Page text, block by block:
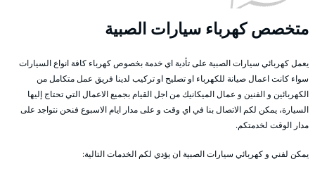
متخصص كهرباء سيارات الصبية
يعمل كهربائي سيارات الصبية على تأدية اي خدمة بخصوص كهرباء كافة انواع السيارات
سواء كانت اعمال صيانة للكهرباء او تصليح او تركيب لدينا فريق عمل متكامل من
الكهربائين و الفنين و عمال الميكانيك من اجل القيام بجميع الاعمال التي تحتاج إليها
السيارة، يمكن لكم الاتصال بنا في اي وقت و على مدار ايام الاسبوع فنحن نتواجد على
مدار الوقت لخدمتكم.
يمكن لفني و كهربائي سيارات الصبية ان يؤدي لكم الخدمات التالية: